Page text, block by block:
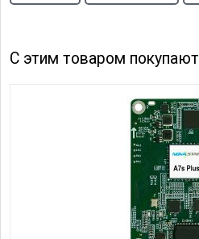
С этим товаром покупают